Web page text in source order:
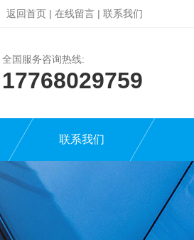
返回首页 | 在线留言 | 联系我们
全国服务咨询热线:
17768029759
联系我们